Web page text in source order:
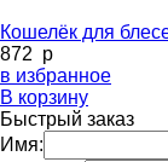
Кошелёк для
872 p
в избранное
В корзину
Быстрый заказ
Имя: